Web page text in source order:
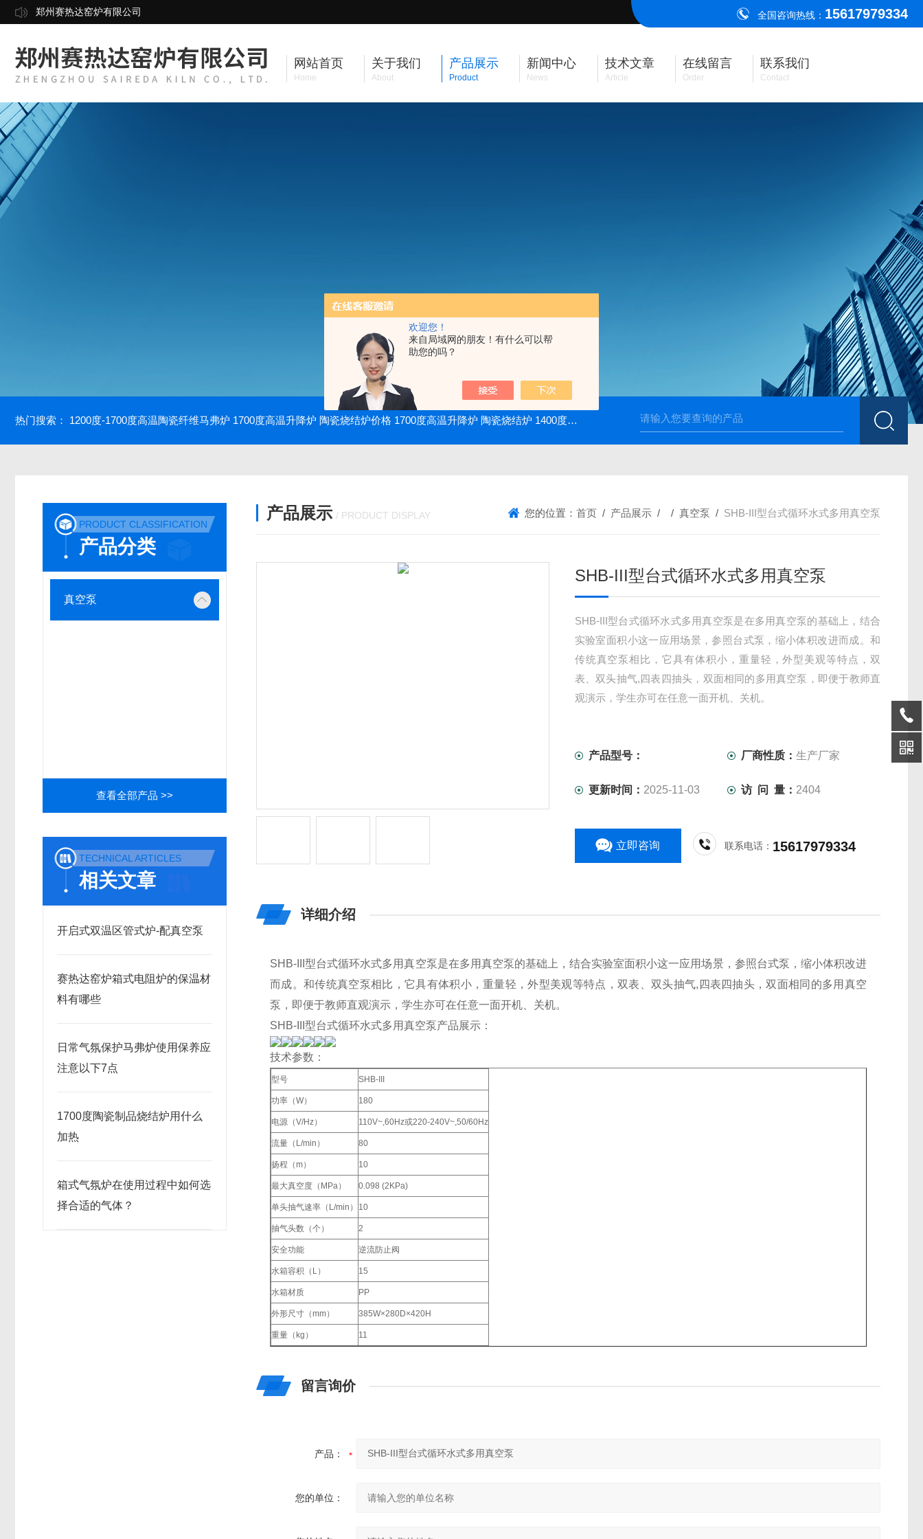
欢迎您！
来自局域网的朋友！有什么可以帮
助您的吗？
郑州赛热达窑炉有限公司 全国咨询热线： 15617979334
网站首页
Home
关于我们
About
产品展示
Product
新闻中心
News
技术文章
Article
在线留言
Order
联系我们
Contact
热门搜索： 1200度-1700度高温陶瓷纤维马弗炉 1700度高温升降炉 陶瓷烧结炉价格 1700度高温升降炉 陶瓷烧结炉 1400度电动升降炉 实验室使用 高温烧结升降炉 可四面加热 1700度升降式马弗炉 烧
PRODUCT CLASSIFICATION
产品分类
真空泵
查看全部产品 >>
TECHNICAL ARTICLES
相关文章
开启式双温区管式炉-配真空泵
赛热达窑炉箱式电阻炉的保温材
料有哪些
日常气氛保护马弗炉使用保养应
注意以下7点
1700度陶瓷制品烧结炉用什么
加热
箱式气氛炉在使用过程中如何选
择合适的气体？
产品展示 / PRODUCT DISPLAY 您的位置： 首页 / 产品展示 / / 真空泵 / SHB-III型台式循环水式多用真空泵
SHB-III型台式循环水式多用真空泵
SHB-III型台式循环水式多用真空泵是在多用真空泵的基础上，结合
实验室面积小这一应用场景，参照台式泵，缩小体积改进而成。和
传统真空泵相比，它具有体积小，重量轻，外型美观等特点，双
表、双头抽气,四表四抽头，双面相同的多用真空泵，即便于教师直
观演示，学生亦可在任意一面开机、关机。
产品型号： 厂商性质：生产厂家
更新时间： 2025-11-03 访 问 量： 2404
立即咨询 联系电话： 15617979334
详细介绍
SHB-III型台式循环水式多用真空泵是在多用真空泵的基础上，结合实验室面积小这一应用场景，参照台式泵，缩小体积改进
而成。和传统真空泵相比，它具有体积小，重量轻，外型美观等特点，双表、双头抽气,四表四抽头，双面相同的多用真空
泵，即便于教师直观演示，学生亦可在任意一面开机、关机。
SHB-III型台式循环水式多用真空泵产品展示：
技术参数：
型号 SHB-III
功率（W） 180
电源（V/Hz） 110V~,60Hz或220-240V~,50/60Hz
流量（L/min） 80
扬程（m） 10
最大真空度（MPa） 0.098 (2KPa)
单头抽气速率（L/min） 10
抽气头数（个） 2
安全功能 逆流防止阀
水箱容积（L） 15
水箱材质 PP
外形尺寸（mm） 385W×280D×420H
重量（kg） 11
留言询价
产品：
您的单位：